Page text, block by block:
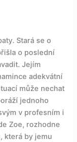
Stará se o
o poslední
Jejím
adekvátní
může nechat
jednoho
v profesním i
Zoe, rozhodne
která by jemu